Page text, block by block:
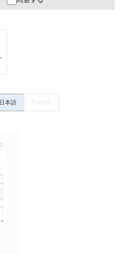
をご承諾の上、ご利用ください。
る場合には、システム全体として
れていること、および本製品が全
ず事前に確認してください。
すので、ご採用に際しては機器・装
をご確認のうえご使用ください。・
ますがご容赦ください。
ビス内容や連絡先等は作成当時の
改定させていただいている可能性
当サイトの掲載内容をご確認のう
すようお願いいたします。
日本語 English
グを選択